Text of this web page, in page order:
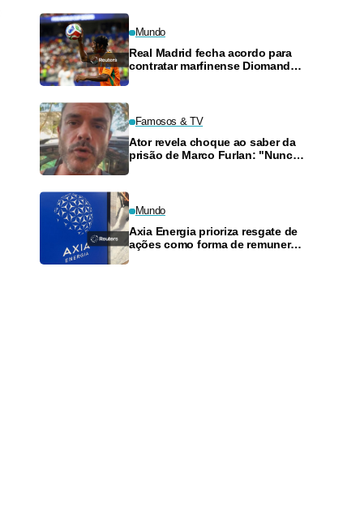
Mundo
Real Madrid fecha acordo para
contratar marfinense Diomande
Famosos & TV
Ator revela choque ao saber da
prisão de Marco Furlan: "Nunca
Mundo
Axia Energia prioriza resgate de
ações como forma de remunerar